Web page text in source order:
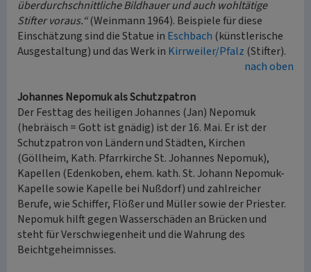
überdurchschnittliche Bildhauer und auch wohltätige
Stifter voraus.“(Weinmann 1964). Beispiele für diese
Einschätzung sind die Statue in Eschbach (künstlerische
Ausgestaltung) und das Werk in Kirrweiler/Pfalz (Stifter).
nach oben
Johannes Nepomuk als Schutzpatron
Der Festtag des heiligen Johannes (Jan) Nepomuk
(hebräisch = Gott ist gnädig) ist der 16. Mai. Er ist der
Schutzpatron von Ländern und Städten, Kirchen
(Göllheim, Kath. Pfarrkirche St. Johannes Nepomuk),
Kapellen (Edenkoben, ehem. kath. St. Johann Nepomuk-
Kapelle sowie Kapelle bei Nußdorf) und zahlreicher
Berufe, wie Schiffer, Flößer und Müller sowie der Priester.
Nepomuk hilft gegen Wasserschäden an Brücken und
steht für Verschwiegenheit und die Wahrung des
Beichtgeheimnisses.